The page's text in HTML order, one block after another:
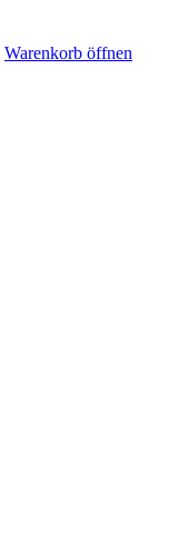
Warenkorb öffnen